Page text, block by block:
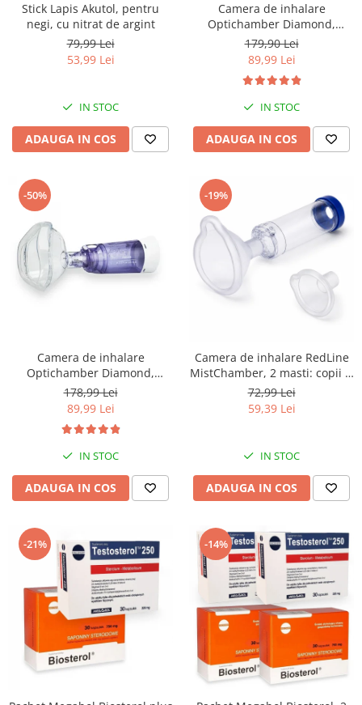
Stick Lapis Akutol, pentru
negi, cu nitrat de argint
79,99 Lei
53,99 Lei
IN STOC
ADAUGA IN COS
Camera de inhalare
Optichamber Diamond,
Philips Respironics, cu masca
1-5 ani
179,90 Lei
89,99 Lei
IN STOC
ADAUGA IN COS
-50%
Camera de inhalare
Optichamber Diamond,
Philips Respironics, masca 5
ani - adulti
178,99 Lei
89,99 Lei
IN STOC
ADAUGA IN COS
-19%
Camera de inhalare RedLine
MistChamber, 2 masti: copii si
adulti
72,99 Lei
59,39 Lei
IN STOC
ADAUGA IN COS
-21% -14%